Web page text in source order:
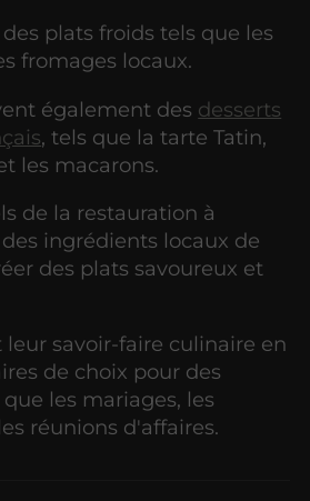
plats froids tels que les
fromages locaux.
également des desserts
, tels que la tarte Tatin,
les macarons.
de la restauration à
ingrédients locaux de
des plats savoureux et
savoir-faire culinaire en
de choix pour des
les mariages, les
réunions d'affaires.